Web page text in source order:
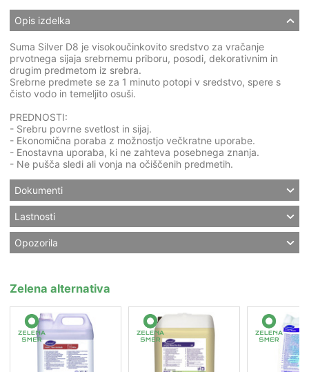
Opis izdelka
Suma Silver D8 je visokoučinkovito sredstvo za vračanje
prvotnega sijaja srebrnemu priboru, posodi, dekorativnim in
drugim predmetom iz srebra.
Srebrne predmete se za 1 minuto potopi v sredstvo, spere s
čisto vodo in temeljito osuši.
PREDNOSTI:
- Srebru povrne svetlost in sijaj.
- Ekonomična poraba z možnostjo večkratne uporabe.
- Enostavna uporaba, ki ne zahteva posebnega znanja.
- Ne pušča sledi ali vonja na očiščenih predmetih.
Dokumenti
Lastnosti
Opozorila
Zelena alternativa